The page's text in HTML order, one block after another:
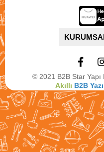
© 2021 B2B Star Yapı
Akıllı B2B